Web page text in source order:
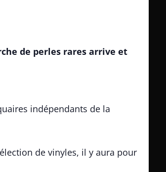
de perles rares arrive et
indépendants de la
de vinyles, il y aura pour